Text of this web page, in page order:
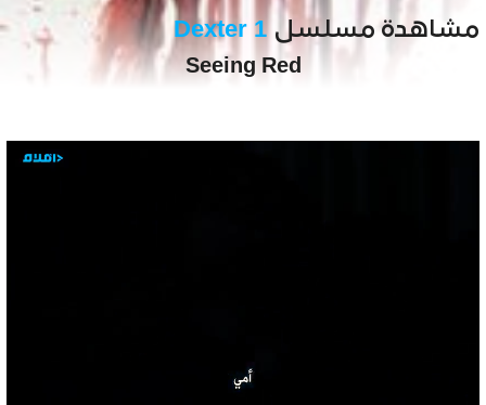
مشاهدة مسلسل Dexter 1
Seeing Red